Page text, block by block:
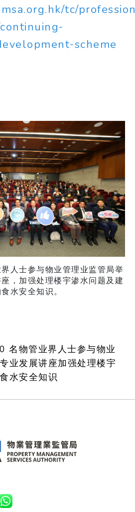
tc/
scheme
人士参与物业管理业监管局举
，加强处理楼宇渗水问题及建
水安全知识。
名物管业界人士参与物业
业发展讲座加强处理楼宇
水安全知识